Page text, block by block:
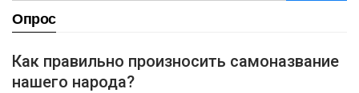
Опрос
Как правильно произносить самоназвание
нашего народа?